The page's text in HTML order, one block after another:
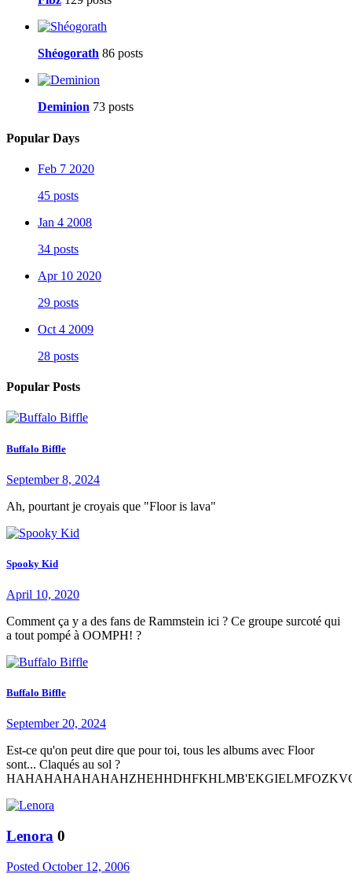
Shéogorath 86 posts
Deminion 73 posts
Popular Days
Feb 7 2020
45 posts
Jan 4 2008
34 posts
Apr 10 2020
29 posts
Oct 4 2009
28 posts
Popular Posts
Buffalo Biffle
September 8, 2024
Ah, pourtant je croyais que "Floor is lava"
Spooky Kid
April 10, 2020
Comment ça y a des fans de Rammstein ici ? Ce groupe surcoté qui
a tout pompé à OOMPH! ?
Buffalo Biffle
September 20, 2024
Est-ce qu'on peut dire que pour toi, tous les albums avec Floor
sont... Claqués au sol ?
Lenora 0
Posted October 12, 2006